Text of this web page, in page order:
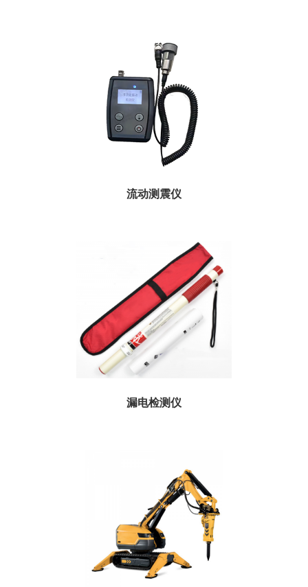
流动测震仪
仪，应急救灾地质灾害时及时发现地...
漏电检测仪